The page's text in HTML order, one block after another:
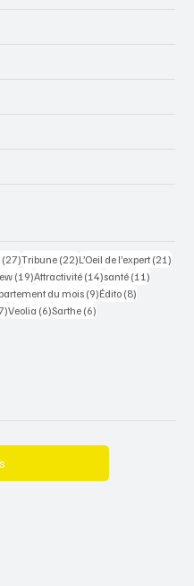
(27)27 posts
Tribune (22)22 posts
L’Oeil de l’expert (21)
(19)19 posts
Attractivité (14)14 posts
santé (11)
du mois(9)9 posts
Édito (8)
7 posts
Veolia (6)6 posts
Sarthe (6)